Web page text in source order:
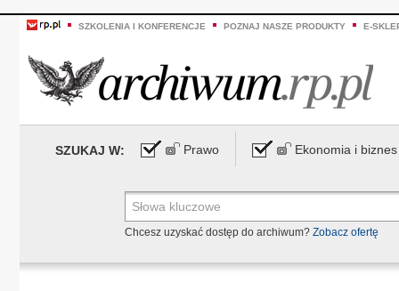
SZKOLENIA I KONFERENCJE POZNAJ NASZE PRODUKTY E-
SZUKAJ W: Prawo Ekonomia i biznes
Chcesz uzyskać dostęp do archiwum? Zobacz ofertę